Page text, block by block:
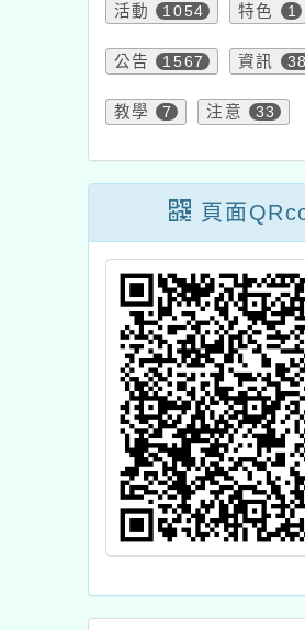
活動 1054 特色 1
公告 1567 資訊 38
教學 7 注意 33
頁面
個人綜合所得
期間自114年5
至6月30日止
有關「
COVID-19
畫」1份，
月1日